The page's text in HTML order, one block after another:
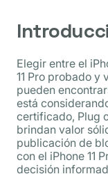
Elegir entre el
11 Pro probado y
pueden
está
certificado, Plug
brindan valor
publicación de
con el iPhone 11
decisión